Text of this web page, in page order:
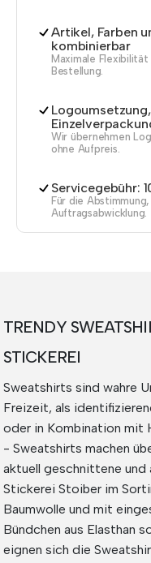
Artikel, Farben
kombinierbar
Maximale
Bestellung.
Wir übernehmen
ohne Aufpreis.
Servicegebühr:
Für die
Auftragsabwicklung.
TRENDY
STICKEREI
Sweatshirts sind wahre
Freizeit, als
oder in Kombination mit
- Sweatshirts machen
aktuell geschnittene und
Stickerei Stoiber im
Baumwolle und mit
Bündchen aus Elasthan
eignen sich die